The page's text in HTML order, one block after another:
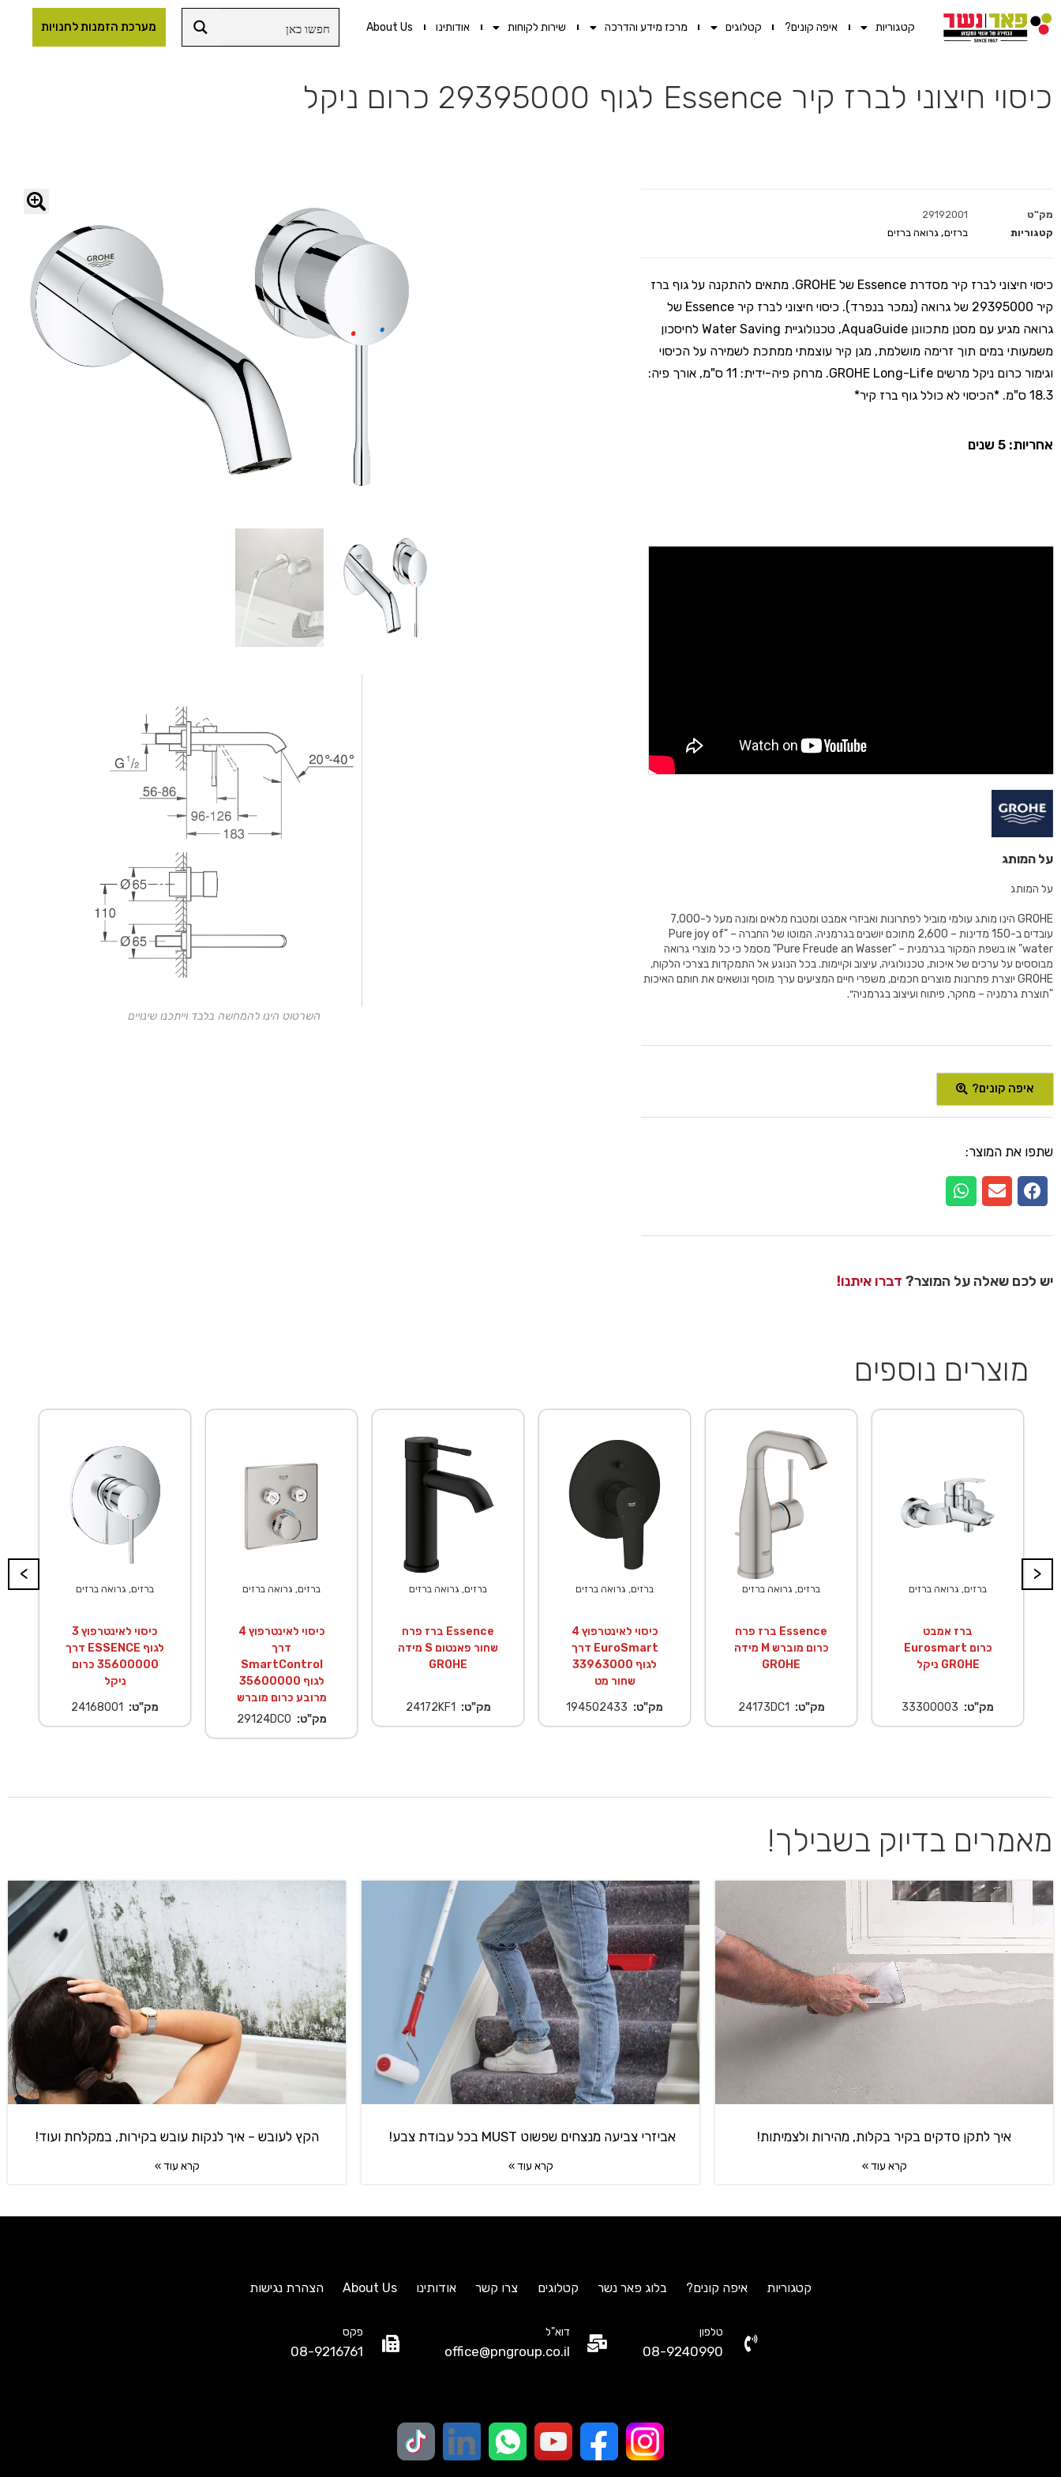
קטגוריות איפה קונים? קטלוגים מרכז מידע והדרכה שירות לקוחות אודותינו About Us מערכת הזמנות לחנויות
כיסוי חיצוני לברז קיר Essence לגוף 29395000 כרום ניקל
מק"ט
29192001
קטגוריות
ברזים, גרואה ברזים
כיסוי חיצוני לברז קיר מסדרת Essence של GROHE. מתאים להתקנה על גוף ברז
קיר 29395000 של גרואה (נמכר בנפרד). כיסוי חיצוני לברז קיר Essence של
גרואה מגיע עם מסנן מתכוונן AquaGuide, טכנולוגיית Water Saving לחיסכון
משמעותי במים תוך זרימה מושלמת, מגן קיר עוצמתי ממתכת לשמירה על הכיסוי
וגימור כרום ניקל מרשים GROHE Long-Life. מרחק פיה-ידית: 11 ס"מ, אורך פיה:
18.3 ס"מ. *הכיסוי לא כולל גוף ברז קיר*
אחריות: 5 שנים
על המותג
על המותג
GROHE הינו מותג עולמי מוביל לפתרונות ואביזרי אמבט ומטבח מלאים ומונה מעל ל-7,000
עובדים ב-150 מדינות – 2,600 מתוכם יושבים בגרמניה. המוטו של החברה – "Pure joy of
water" או בשפת המקור בגרמנית – "Pure Freude an Wasser" מסמל כי כל מוצרי גרואה
מבוססים על ערכים של איכות, טכנולוגיה, עיצוב וקיימות. בכל הנוגע אל התמקדות בצרכי הלקוח,
GROHE יוצרת פתרונות מוצרים חכמים, משפרי חיים המציעים ערך מוסף ונושאים את חותם האיכות
"תוצרת גרמניה – מחקר, פיתוח ועיצוב בגרמניה״.
איפה קונים?
שתפו את המוצר:
יש לכם שאלה על המוצר? דברו איתנו!
השרטוט הינו להמחשה בלבד וייתכנו שינויים
מוצרים נוספים
>
ברזים, גרואה ברזים
ברז אמבט
Eurosmart כרום
ניקל GROHE
מק"ט: 33300003
ברזים, גרואה ברזים
ברז פרח Essence
מידה M כרום מוברש
GROHE
מק"ט: 24173DC1
ברזים, גרואה ברזים
כיסוי לאינטרפוץ 4
דרך EuroSmart
לגוף 33963000
שחור מט
מק"ט: 194502433
ברזים, גרואה ברזים
ברז פרח Essence
מידה S שחור פאנטום
GROHE
מק"ט: 24172KF1
ברזים, גרואה ברזים
כיסוי לאינטרפוץ 4
דרך
SmartControl
לגוף 35600000
מרובע כרום מוברש
מק"ט: 29124DC0
ברזים, גרואה ברזים
כיסוי לאינטרפוץ 3
דרך ESSENCE לגוף
35600000 כרום
ניקל
מק"ט: 24168001
<
מאמרים בדיוק בשבילך!
איך לתקן סדקים בקיר בקלות, מהירות ולצמיתות!
קרא עוד »
אביזרי צביעה מנצחים שפשוט MUST בכל עבודת צבע!
קרא עוד »
הקץ לעובש – איך לנקות עובש בקירות, במקלחת ועוד!
קרא עוד »
קטגוריות איפה קונים? בלוג פאר נשר קטלוגים צרו קשר אודותינו About Us הצהרת נגישות
טלפון
08-9240990
דוא"ל
office@pngroup.co.il
פקס
08-9216761